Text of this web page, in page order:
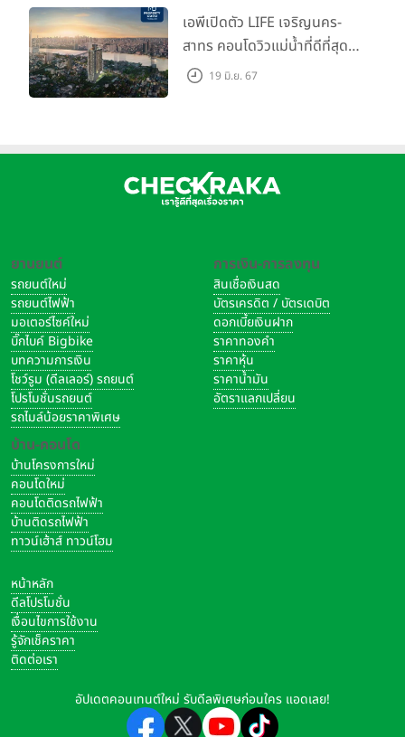
เอพีเปิดตัว LIFE เจริญนคร-
สาทร คอนโดวิวแม่น้ำที่ดีที่สุด
กับชีวิตที่เหนือกว่าในทุกมิติ
19 มิ.ย. 67
ยานยนต์
รถยนต์ใหม่
รถยนต์ไฟฟ้า
มอเตอร์ไซค์ใหม่
บิ๊กไบค์ Bigbike
บทความการเงิน
โชว์รูม (ดีลเลอร์) รถยนต์
โปรโมชั่นรถยนต์
รถไมล์น้อยราคาพิเศษ
บ้าน-คอนโด
บ้านโครงการใหม่
คอนโดใหม่
คอนโดติดรถไฟฟ้า
บ้านติดรถไฟฟ้า
ทาวน์เฮ้าส์ ทาวน์โฮม
การเงิน-การลงทุน
สินเชื่อเงินสด
บัตรเครดิต / บัตรเดบิต
ดอกเบี้ยเงินฝาก
ราคาทองคำ
ราคาหุ้น
ราคาน้ำมัน
อัตราแลกเปลี่ยน
หน้าหลัก
ดีลโปรโมชั่น
เงื่อนไขการใช้งาน
รู้จักเช็คราคา
ติดต่อเรา
อัปเดตคอนเทนต์ใหม่ รับดีลพิเศษก่อนใคร แอดเลย!